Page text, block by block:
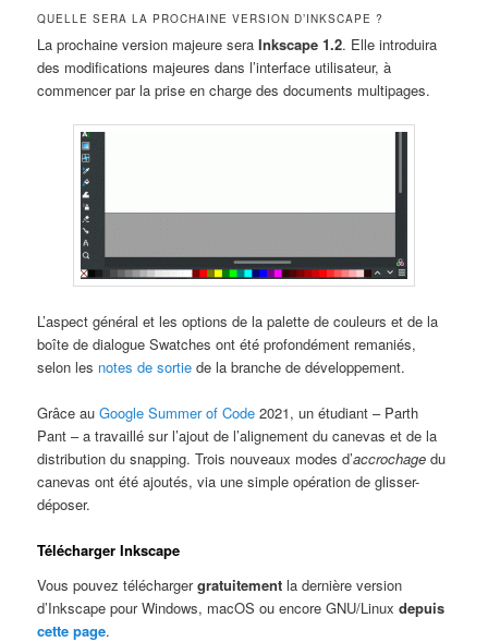
QUELLE SERA LA PROCHAINE VERSION D’INKSCAPE ?
La prochaine version majeure seraInkscape 1.2. Elle introduira
des modifications majeures dans l’interface utilisateur, à
commencer par la prise en charge des documents multipages.
L’aspect général et les options de la palette de couleurs et de la
boîte de dialogue Swatches ont été profondément remaniés,
selon les notes de sortie de la branche de développement.
Grâce auGoogle Summer of Code 2021, un étudiant – Parth
Pant – a travaillé sur l’ajout de l’alignement du canevas et de la
distribution du snapping. Trois nouveaux modes d’accrochage du
canevas ont été ajoutés, via une simple opération de glisser-
déposer.
Télécharger Inkscape
Vous pouvez téléchargergratuitement la dernière version
d’Inkscape pour Windows, macOS ou encore GNU/Linuxdepuis
cette page.